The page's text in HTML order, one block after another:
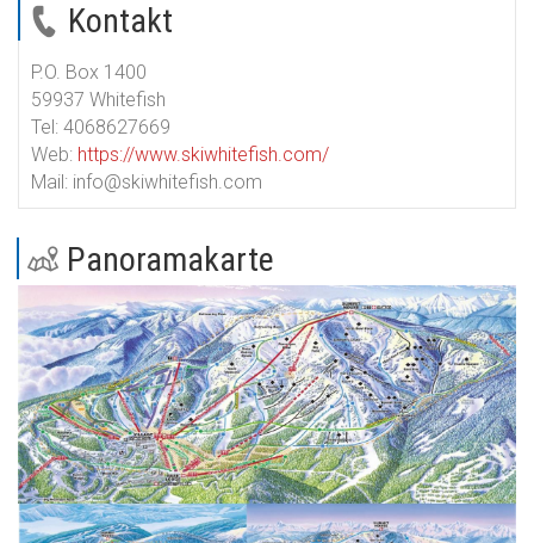
Kontakt
P.O. Box 1400
59937 Whitefish
Tel: 4068627669
Web: https://www.skiwhitefish.com/
Mail: info@skiwhitefish.com
Panoramakarte